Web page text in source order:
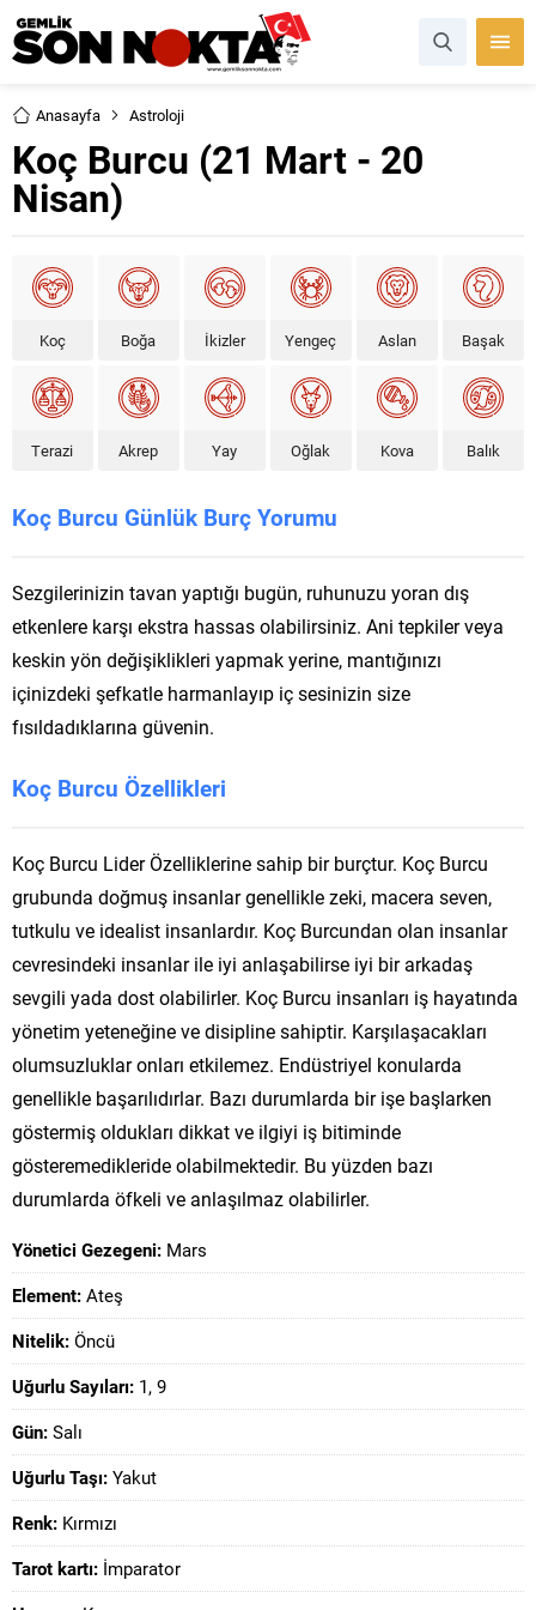
Anasayfa Astroloji
Koç Burcu (21 Mart - 20
Nisan)
Koç Boğa İkizler Yengeç Aslan Başak
Terazi Akrep Yay Oğlak Kova Balık
Koç Burcu Günlük Burç Yorumu
Sezgilerinizin tavan yaptığı bugün, ruhunuzu yoran dış
etkenlere karşı ekstra hassas olabilirsiniz. Ani tepkiler veya
keskin yön değişiklikleri yapmak yerine, mantığınızı
içinizdeki şefkatle harmanlayıp iç sesinizin size
fısıldadıklarına güvenin.
Koç Burcu Özellikleri
Koç Burcu Lider Özelliklerine sahip bir burçtur. Koç Burcu
grubunda doğmuş insanlar genellikle zeki, macera seven,
tutkulu ve idealist insanlardır. Koç Burcundan olan insanlar
cevresindeki insanlar ile iyi anlaşabilirse iyi bir arkadaş
sevgili yada dost olabilirler. Koç Burcu insanları iş hayatında
yönetim yeteneğine ve disipline sahiptir. Karşılaşacakları
olumsuzluklar onları etkilemez. Endüstriyel konularda
genellikle başarılıdırlar. Bazı durumlarda bir işe başlarken
göstermiş oldukları dikkat ve ilgiyi iş bitiminde
gösteremedikleride olabilmektedir. Bu yüzden bazı
durumlarda öfkeli ve anlaşılmaz olabilirler.
Yönetici Gezegeni: Mars
Element: Ateş
Nitelik: Öncü
Uğurlu Sayıları: 1, 9
Gün: Salı
Uğurlu Taşı: Yakut
Renk: Kırmızı
Tarot kartı: İmparator